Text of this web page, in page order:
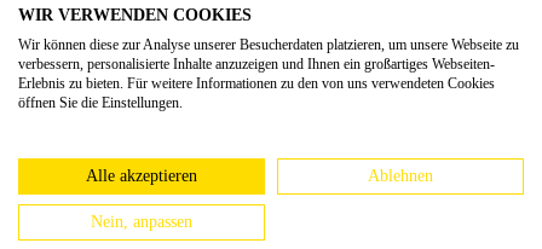
Nachnahmegebühren, wenn nicht anders angegeben.
Copyright 2026 Forstinger Österreich GmbH
Königstetter Straße 128 - 134/OG3, 3430 Tulln
europäschen Online-Streitbeilegungs-Plattform hinzuweisen: webgate.ec.europa.eu/odr
WIR VERWENDEN COOKIES
Wir können diese zur Analyse unserer Besucherdaten platzieren, um unsere Webseite zu
verbessern, personalisierte Inhalte anzuzeigen und Ihnen ein großartiges Webseiten-
Erlebnis zu bieten. Für weitere Informationen zu den von uns verwendeten Cookies
öffnen Sie die Einstellungen.
Alle akzeptieren Ablehnen
Nein, anpassen